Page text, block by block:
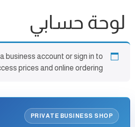
لوحة حسابي
business account or sign in to
prices and online ordering.
PRIVATE BUSINESS SHOP